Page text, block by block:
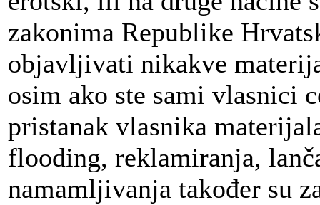
zakonima Republike
objavljivati nikakve
osim ako ste sami vlasnici
pristanak vlasnika
flooding, reklamiranja,
namamljivanja također su